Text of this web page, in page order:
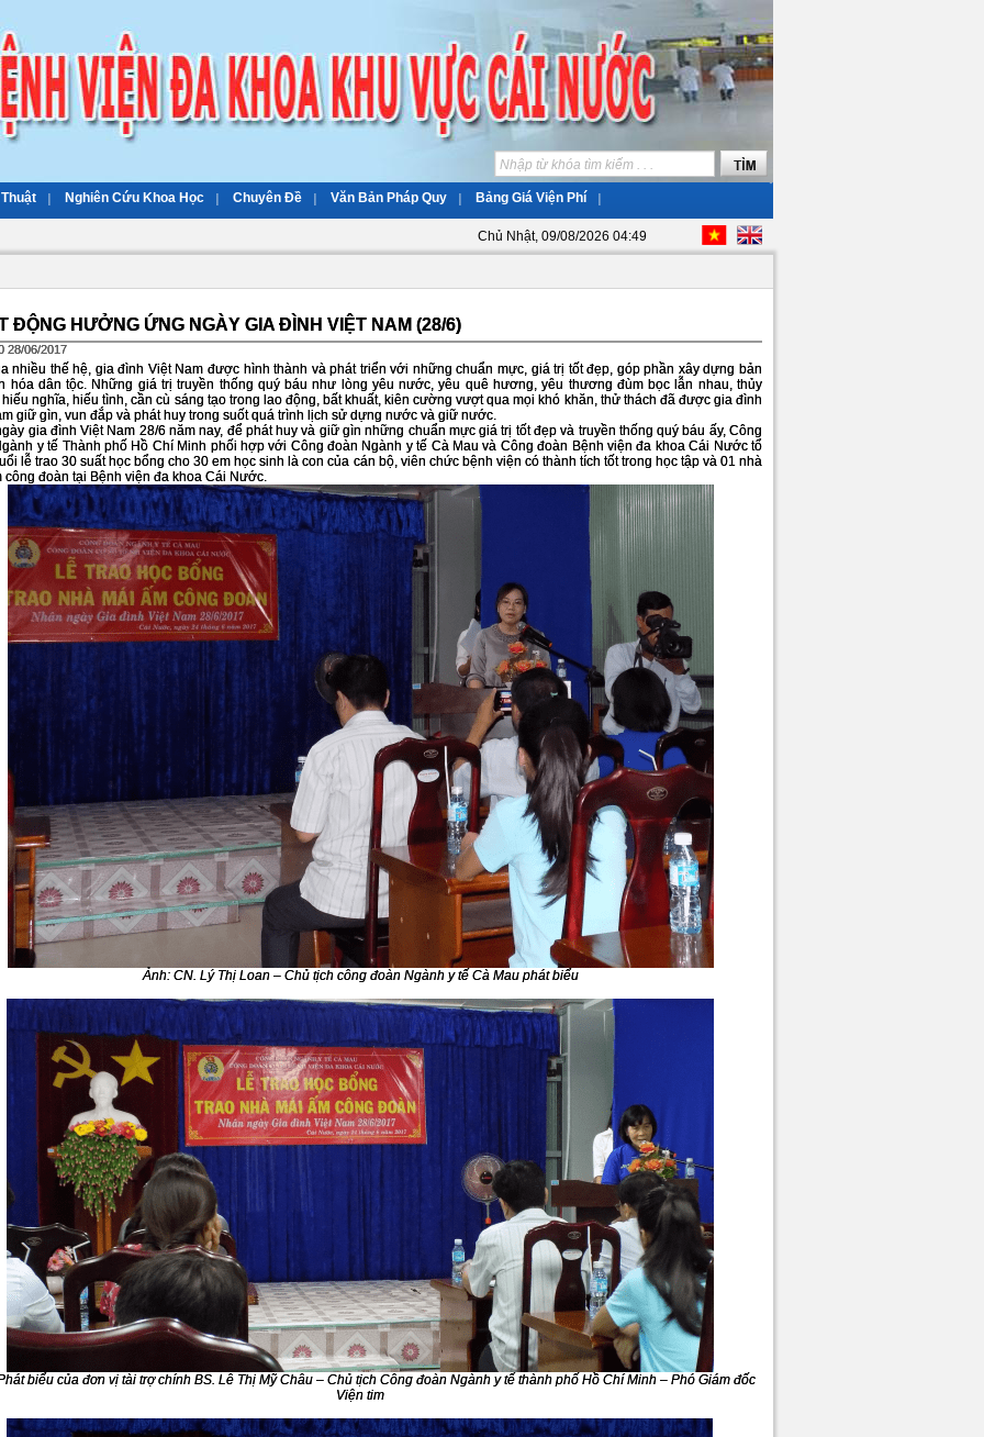
Nghiên Cứu Khoa Học Chuyên Đề Văn Bản Pháp Quy Bảng Giá Viện Phí
Chủ Nhật, 09/08/2026 04:49
ĐỘNG HƯỞNG ỨNG NGÀY GIA ĐÌNH VIỆT NAM (28/6)
28/06/2017
nhiều thế hệ, gia đình Việt Nam được hình thành và phát triển với những chuẩn mực, giá trị tốt đẹp, góp phần xây dựng bản
hóa dân tộc. Những giá trị truyền thống quý báu như lòng yêu nước, yêu quê hương, yêu thương đùm bọc lẫn nhau, thủy
nghĩa, hiếu tình, cần cù sáng tạo trong lao động, bất khuất, kiên cường vượt qua mọi khó khăn, thử thách đã được gia đình
giữ gìn, vun đắp và phát huy trong suốt quá trình lịch sử dựng nước và giữ nước.
gia đình Việt Nam 28/6 năm nay, để phát huy và giữ gìn những chuẩn mực giá trị tốt đẹp và truyền thống quý báu ấy, Công
y tế Thành phố Hồ Chí Minh phối hợp với Công đoàn Ngành y tế Cà Mau và Công đoàn Bệnh viện đa khoa Cái Nước tổ
lễ trao 30 suất học bổng cho 30 em học sinh là con của cán bộ, viên chức bệnh viện có thành tích tốt trong học tập và 01 nhà
công đoàn tại Bệnh viện đa khoa Cái Nước.
Ảnh: CN. Lý Thị Loan – Chủ tịch công đoàn Ngành y tế Cà Mau phát biểu
biểu của đơn vị tài trợ chính BS. Lê Thị Mỹ Châu – Chủ tịch Công đoàn Ngành y tế thành phố Hồ Chí Minh – Phó Giám đốc
Viện tim